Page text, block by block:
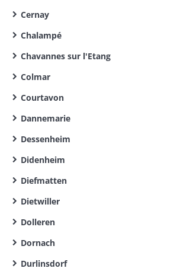
Cernay
Chalampé
Chavannes sur l'Etang
Colmar
Courtavon
Dannemarie
Dessenheim
Didenheim
Diefmatten
Dietwiller
Dolleren
Dornach
Durlinsdorf